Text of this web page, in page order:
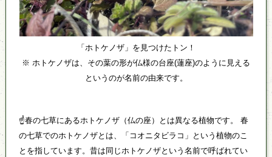
「ホトケノザ」を見つけたトン！
※ ホトケノザは、その葉の形が仏様の台座(蓮座)のように見える
というのが名前の由来です。
☝春の七草にあるホトケノザ（仏の座）とは異なる植物です。 春
の七草でのホトケノザとは、「コオニタビラコ」という植物のこ
とを指しています。昔は同じホトケノザという名前で呼ばれてい